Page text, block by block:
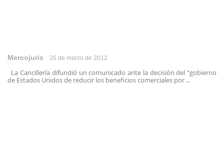
Mercojuris 26 de marzo de 2012
La Cancillería difundió un comunicado ante la decisión del “gobierno
de Estados Unidos de reducir los beneficios comerciales por ...